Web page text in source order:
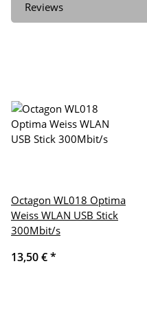
Reviews
Octagon WL018 Optima
Weiss WLAN USB Stick
300Mbit/s
13,50 €*